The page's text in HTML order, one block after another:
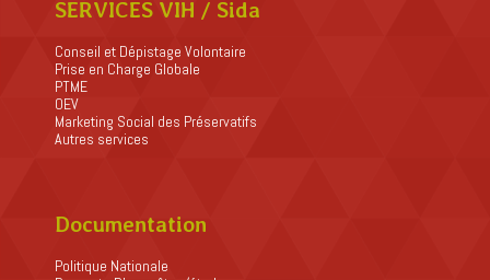
SERVICES VIH / Sida
Conseil et Dépistage Volontaire
Prise en Charge Globale
PTME
OEV
Marketing Social des Préservatifs
Autres services
Documentation
Politique Nationale